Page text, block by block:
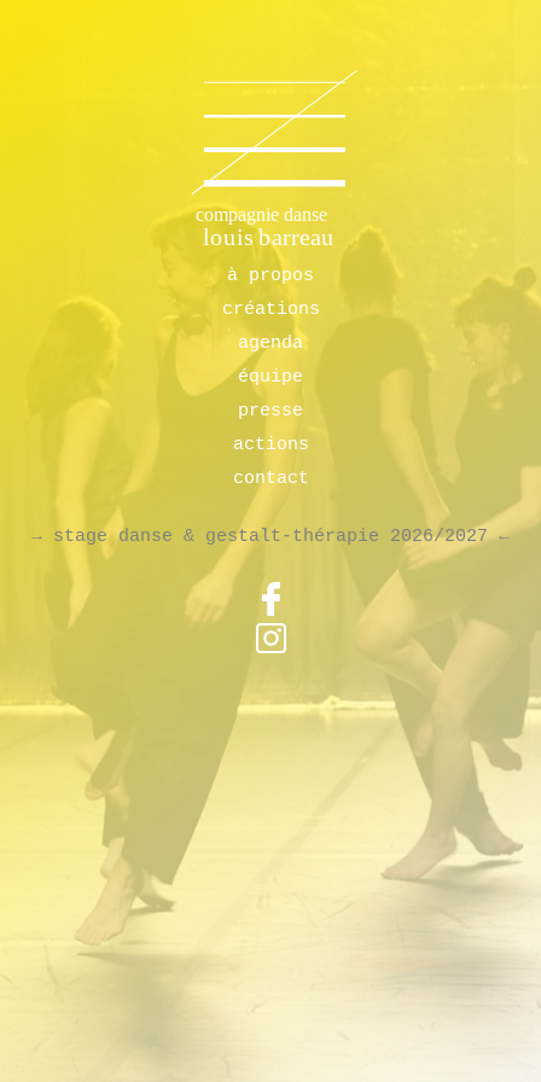
à propos
créations
agenda
équipe
presse
actions
contact
→ stage danse & gestalt-thérapie 2026/2027 ←